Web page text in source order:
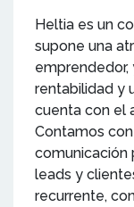
Heltia es un
supone una
rentabilidad y
cuenta con el
Contamos
comunicación
leads y
recurrente,